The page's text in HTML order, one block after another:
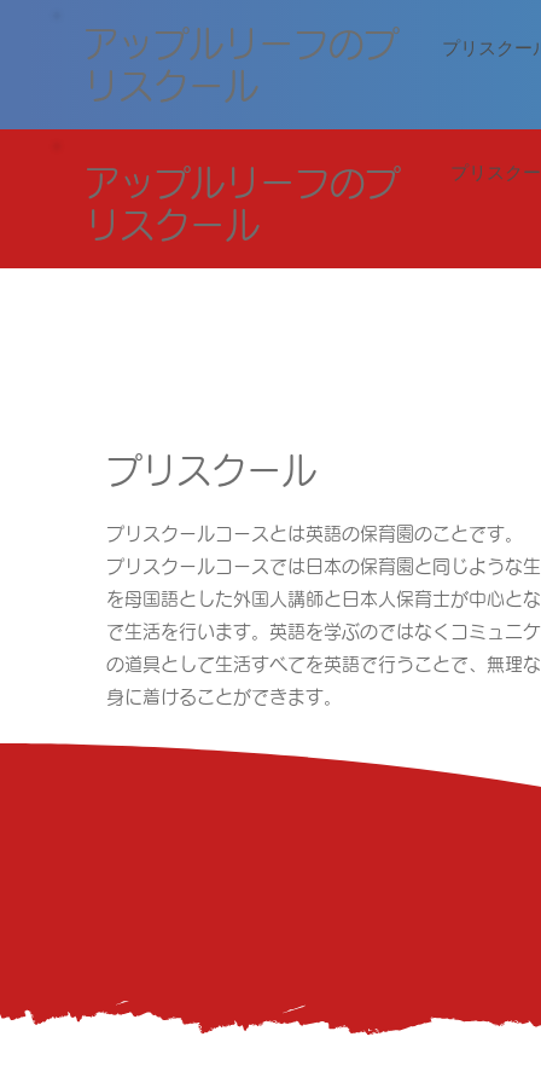
​アップルリーフのプ
リスクール
プリスク
​アップルリーフのプ
リスクール
プリスクー
プリスクール
プリスクールコースとは英語の保育園のことです。
プリスクールコースでは日本の保育園と同じような
を母国語とした外国人講師と日本人保育士が中心と
で生活を行います。英語を学ぶのではなくコミュニ
の道具として生活すべてを英語で行うことで、無理
身に着けることができます。​